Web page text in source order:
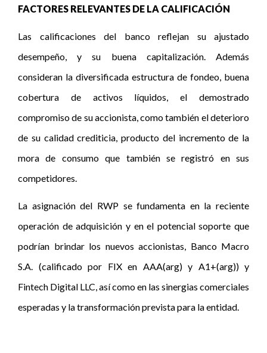
FACTORES RELEVANTES DE LA CALIFICACIÓN
Las calificaciones del banco reflejan su ajustado
desempeño, y su buena capitalización. Además
consideran la diversificada estructura de fondeo, buena
cobertura de activos líquidos, el demostrado
compromiso de su accionista, como también el deterioro
de su calidad crediticia, producto del incremento de la
mora de consumo que también se registró en sus
competidores.
La asignación del RWP se fundamenta en la reciente
operación de adquisición y en el potencial soporte que
podrían brindar los nuevos accionistas, Banco Macro
S.A. (calificado por FIX en AAA(arg) y A1+(arg)) y
Fintech Digital LLC, así como en las sinergias comerciales
esperadas y la transformación prevista para la entidad.